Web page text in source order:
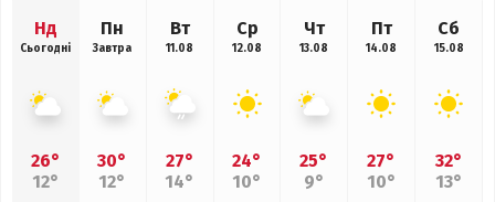
Нд
Сьогодні
26°
12°
Пн
Завтра
30°
12°
Вт
11.08
27°
14°
Ср
12.08
24°
10°
Чт
13.08
25°
9°
Пт
14.08
27°
10°
Сб
15.08
32°
13°